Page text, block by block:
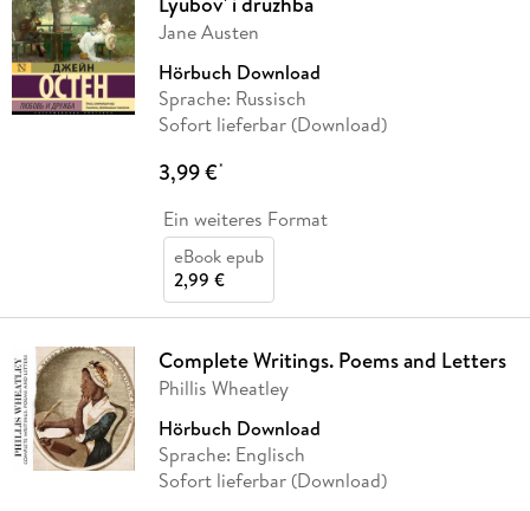
Jane Austen
Hörbuch Download
Sprache: Russisch
Sofort lieferbar (Download)
3,99 €*
Ein weiteres Format
eBook epub
2,99 €
Complete Writings. Poems and Letters
Phillis Wheatley
Hörbuch Download
Sprache: Englisch
Sofort lieferbar (Download)